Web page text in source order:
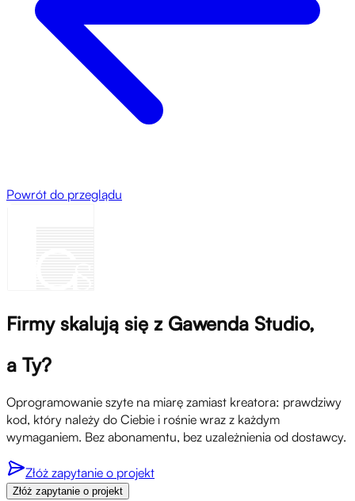
Powrót do przeglądu
Firmy skalują się z Gawenda Studio,
a Ty?
Oprogramowanie szyte na miarę zamiast kreatora: prawdziwy
kod, który należy do Ciebie i rośnie wraz z każdym
wymaganiem. Bez abonamentu, bez uzależnienia od dostawcy.
Złóż zapytanie o projekt
Złóż zapytanie o projekt